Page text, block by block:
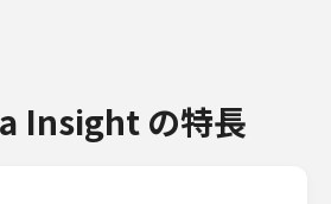
Insight の特長